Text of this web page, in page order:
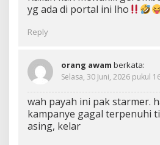
yg ada di portal ini lho
Reply
orang awam berkata:
Selasa, 30 Juni, 2026 pukul
wah payah ini pak starmer.
kampanye gagal terpenuhi
asing, kelar